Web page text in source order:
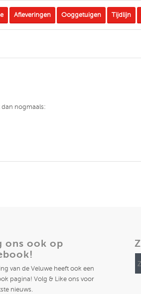
Afleveringen Ooggetuigen Tijdlijn
nogmaals:
ons ook op
van de Veluwe heeft ook een
pagina! Volg & Like ons voor
nieuws.